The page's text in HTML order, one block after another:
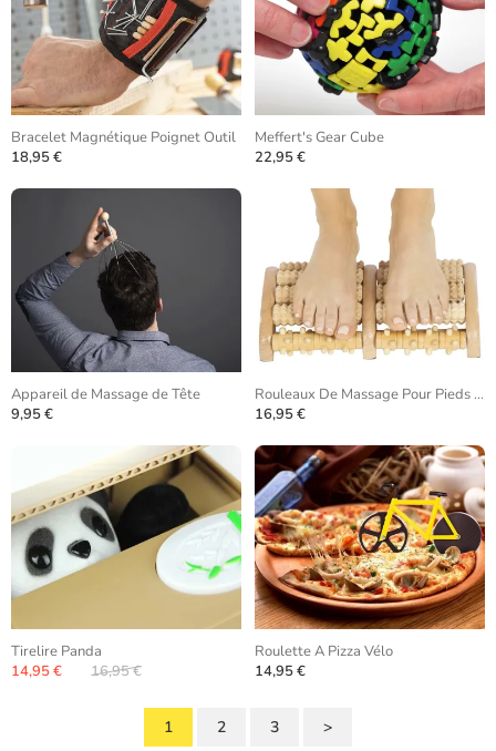
Bracelet Magnétique Poignet Outil
18,95 €
Meffert's Gear Cube
22,95 €
Appareil de Massage de Tête
9,95 €
Rouleaux De Massage Pour Pieds En Bois
16,95 €
Tirelire Panda
14,95 €
16,95 €
Roulette A Pizza Vélo
14,95 €
1 2 3 >